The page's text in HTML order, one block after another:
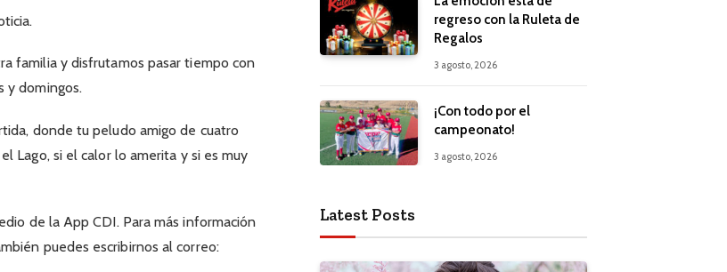
familia y disfrutamos pasar tiempo con
y domingos.
donde tu peludo amigo de cuatro
Lago, si el calor lo amerita y si es muy
de la App CDI. Para más información
puedes escribirnos al correo:
regreso con la Ruleta de
Regalos
3 agosto, 2026
¡Con todo por el
campeonato!
3 agosto, 2026
Latest Posts